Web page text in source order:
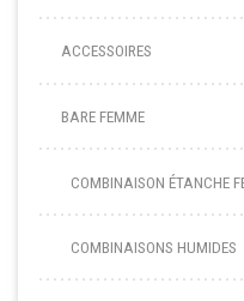
ACCESSOIRES
BARE FEMME
COMBINAISON ÉTANCHE
COMBINAISONS HUMIDES